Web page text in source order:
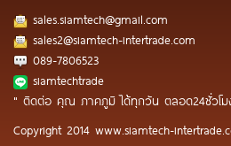
sales.siamtech@gmail.com
sales2@siamtech-intertrade.com
089-7806523
siamtechtrade
" ติดต่อ คุณ ภาคภูมิ ได้ทุกวัน ตลอด24ชั่วโ
Copyright 2014 www.siamtech-